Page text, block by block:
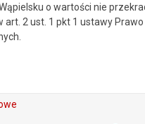
o wartości nie
art. 2 ust. 1 pkt 1 ustawy Prawo